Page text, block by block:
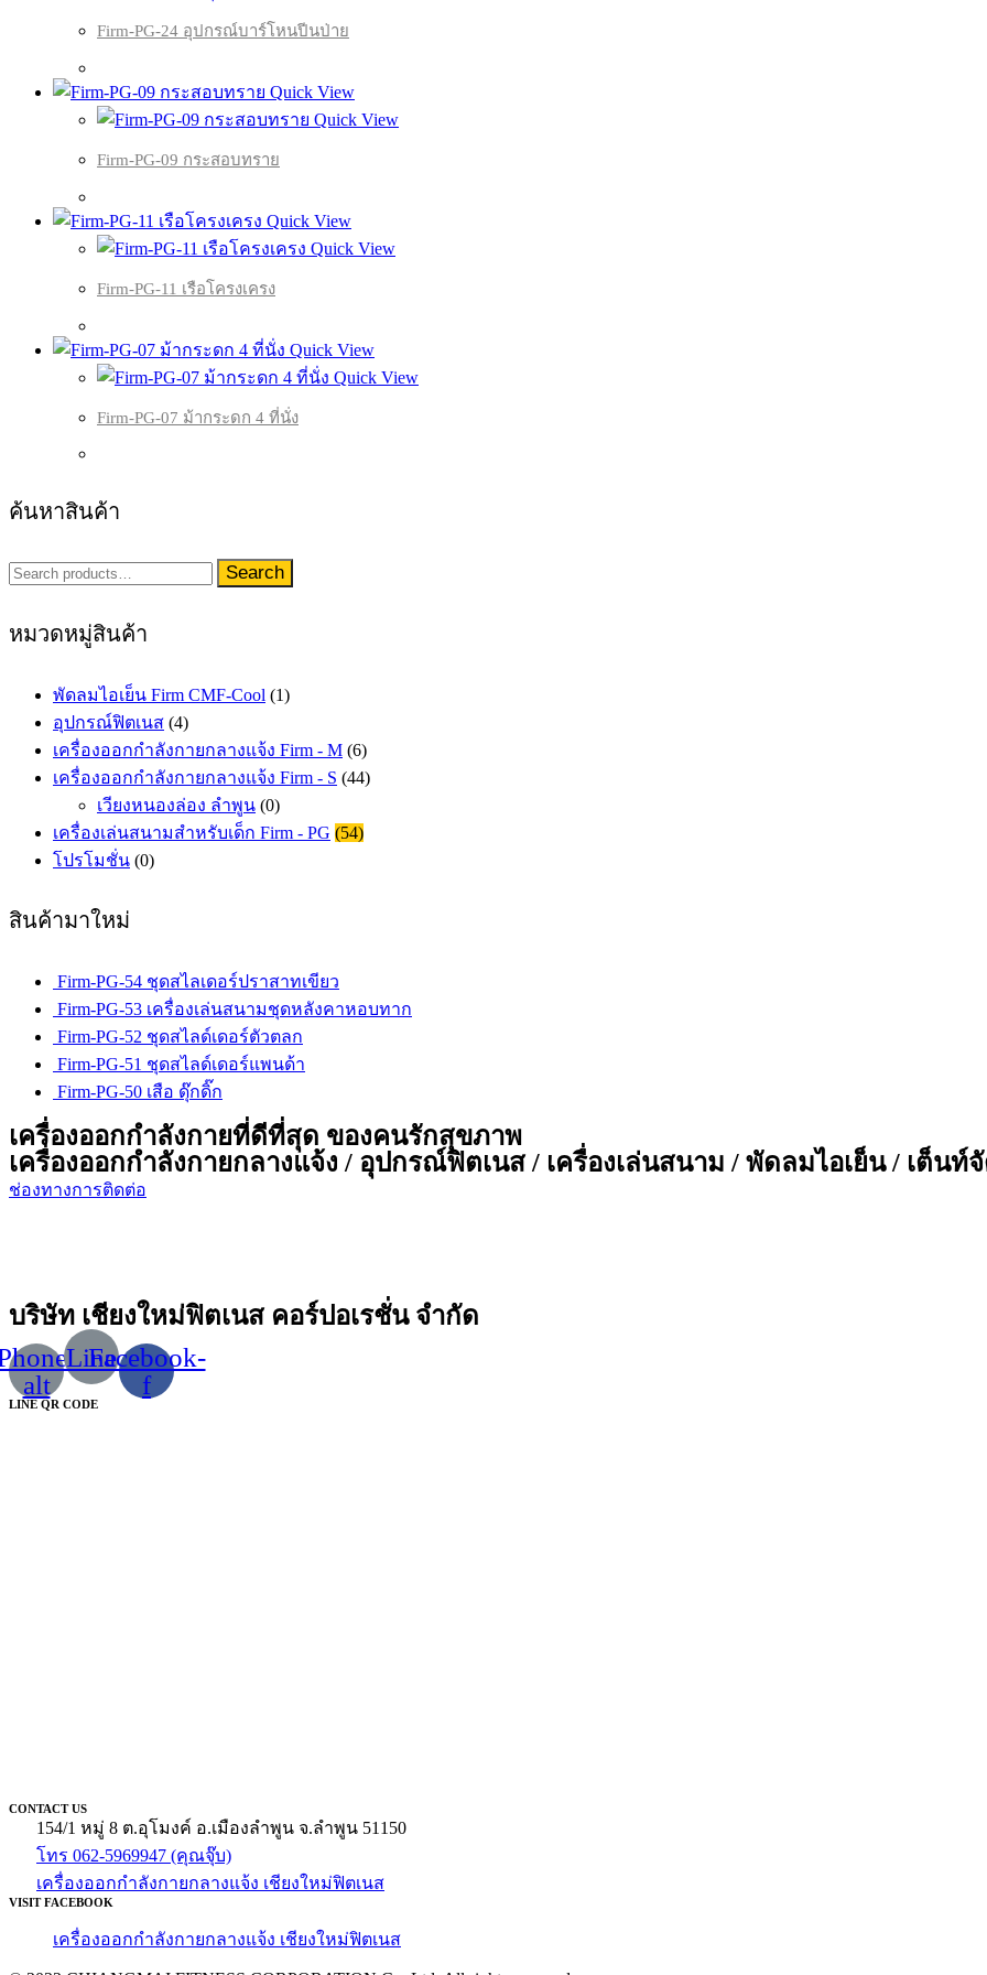
Firm-PG-24 อุปกรณ์บาร์โหนปีนป่าย
Quick View
Quick View
Firm-PG-09 กระสอบทราย
Quick View
Quick View
Firm-PG-11 เรือโครงเครง
Quick View
Quick View
Firm-PG-07 ม้ากระดก 4 ที่นั่ง
ค้นหาสินค้า
Search
for:
Search
หมวดหมู่สินค้า
พัดลมไอเย็น Firm CMF-Cool (1)
อุปกรณ์ฟิตเนส (4)
เครื่องออกกำลังกายกลางแจ้ง Firm - M (6)
เครื่องออกกำลังกายกลางแจ้ง Firm - S (44)
เวียงหนองล่อง ลำพูน (0)
เครื่องเล่นสนามสำหรับเด็ก Firm - PG (54)
โปรโมชั่น (0)
สินค้ามาใหม่
Firm-PG-54 ชุดสไลเดอร์ปราสาทเขียว
Firm-PG-53 เครื่องเล่นสนามชุดหลังคาหอบทาก
Firm-PG-52 ชุดสไลด์เดอร์ตัวตลก
Firm-PG-51 ชุดสไลด์เดอร์แพนด้า
Firm-PG-50 เสือ ดุ๊กดิ๊ก
เครื่องออกกำลังกายที่ดีที่สุด ของคนรักสุขภาพ
เครื่องออกกำลังกายกลางแจ้ง / อุปกรณ์ฟิตเนส / เครื่องเล่นสนาม / พัดลมไอเย็น / เต็นท์
ช่องทางการติดต่อ
บริษัท เชียงใหม่ฟิตเนส คอร์ปอเรชั่น จำกัด
alt
Line
Facebook-
f
LINE QR CODE
CONTACT US
154/1 หมู่ 8 ต.อุโมงค์ อ.เมืองลำพูน จ.ลำพูน 51150
โทร 062-5969947 (คุณจุ๊บ)
เครื่องออกกำลังกายกลางแจ้ง เชียงใหม่ฟิตเนส
VISIT FACEBOOK
เครื่องออกกำลังกายกลางแจ้ง เชียงใหม่ฟิตเนส